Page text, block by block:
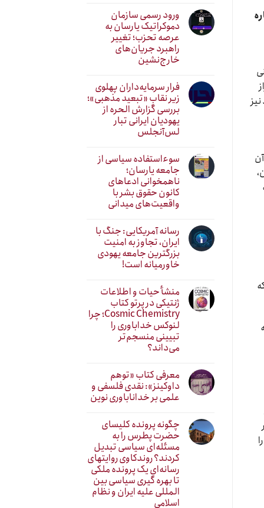
ورود رسمی سازمان
دموکراتیک یارسان به
عرصه تحزب؛ تغییر
راهبرد جریان‌های
خارج‌نشین
فرار سرمایه‌داران پهلوی
زیر نقابِ «تبعید مذهبی»؛
بررسی گزارش الحره از
یهودیان ایرانی تبار
لس‌آنجلس
سوءاستفاده سیاسی از
جامعه یارسان؛
ناهمخوانی ادعاهای
کانون حقوق بشر با
واقعیت‌های میدانی
رسانه آمریکایی: جنگ با
ایران، تجاوز به امنیت
بزرگترین جامعه یهودی
خاورمیانه است!
منشأ حیات و اطلاعات
ژنتیکی در پرتو کتاب
Cosmic Chemistry؛ چرا
لنوکس خداباوری را
تبیینی منسجم‌تر
می‌داند؟
معرفی کتاب «توهم
داوکینز»: نقدی فلسفی و
علمی بر خداناباوری نوین
چگونه پرونده کلیسای
حضرت پطرس را به
مسئله‌ای سیاسی تبدیل
کردند؟ روندکاوی روایتهای
رسانه‌ایِ یک پرونده ملکی
تا بهره گیری سیاسی بین
المللی علیه ایران و نظام
اسلامی